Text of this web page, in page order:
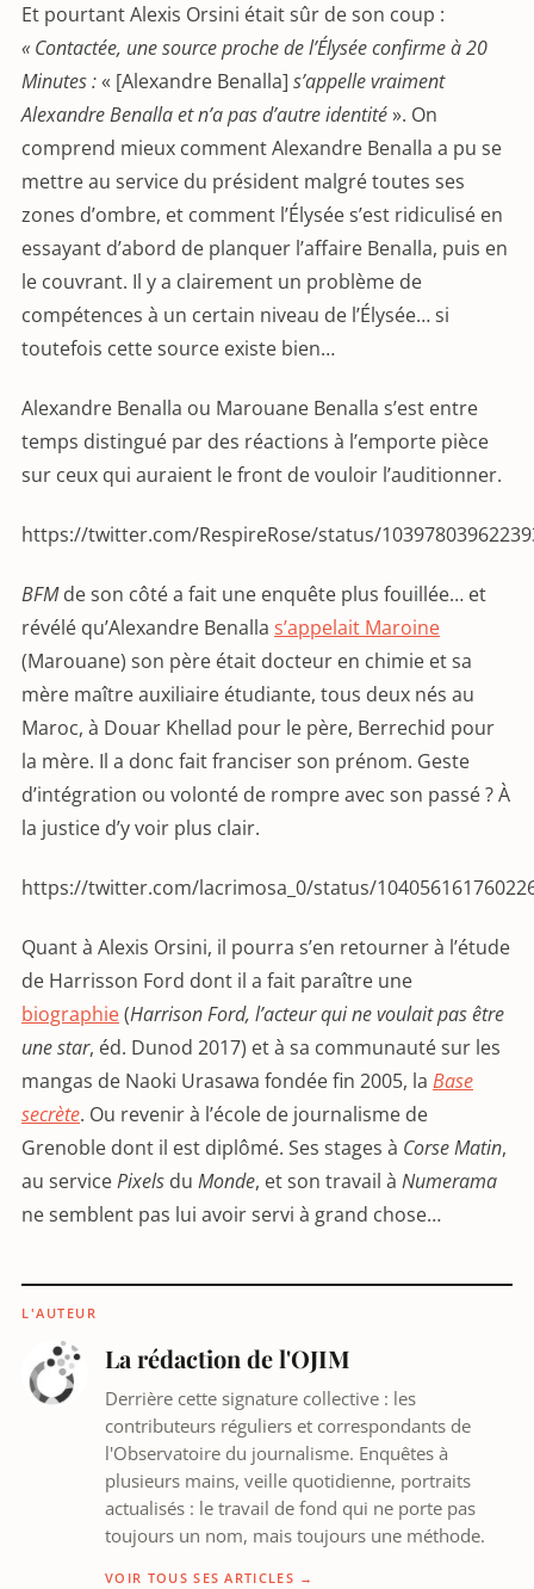
Et pourtant Alexis Orsini était sûr de son coup :
« Contactée, une source proche de l’Élysée confirme à 20
Minutes :« [Alexandre Benalla] s’appelle vraiment
Alexandre Benalla et n’a pas d’autre identité». On
comprend mieux comment Alexandre Benalla a pu se
mettre au service du président malgré toutes ses
zones d’ombre, et comment l’Élysée s’est ridiculisé en
essayant d’abord de planquer l’affaire Benalla, puis en
le couvrant. Il y a clairement un problème de
compétences à un certain niveau de l’Élysée… si
toutefois cette source existe bien…
Alexandre Benalla ou Marouane Benalla s’est entre
temps distingué par des réactions à l’emporte pièce
sur ceux qui auraient le front de vouloir l’auditionner.
https://twitter.com/RespireRose/status/
BFMde son côté a fait une enquête plus fouillée… et
révélé qu’Alexandre Benalla s’appelait Maroine
(Marouane) son père était docteur en chimie et sa
mère maître auxiliaire étudiante, tous deux nés au
Maroc, à Douar Khellad pour le père, Berrechid pour
la mère. Il a donc fait franciser son prénom. Geste
d’intégration ou volonté de rompre avec son passé ? À
la justice d’y voir plus clair.
https://twitter.com/lacrimosa_0/status/
Quant à Alexis Orsini, il pourra s’en retourner à l’étude
de Harrisson Ford dont il a fait paraître une
biographie(Harrison Ford, l’acteur qui ne voulait pas être
une star, éd. Dunod 2017) et à sa communauté sur les
mangas de Naoki Urasawa fondée fin 2005, la Base
secrète. Ou revenir à l’école de journalisme de
Grenoble dont il est diplômé. Ses stages à Corse Matin,
au servicePixels du Monde, et son travail à Numerama
ne semblent pas lui avoir servi à grand chose…
L'AUTEUR
La rédaction de l'OJIM
Derrière cette signature collective : les
contributeurs réguliers et correspondants de
l'Observatoire du journalisme. Enquêtes à
plusieurs mains, veille quotidienne, portraits
actualisés : le travail de fond qui ne porte pas
toujours un nom, mais toujours une méthode.
VOIR TOUS SES ARTICLES →